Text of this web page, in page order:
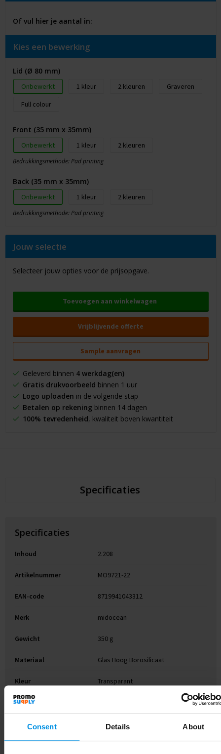
Consent Details About
Of vul hier je aantal in:
Kies een bewerking
Lid (Ø 80 mm)
Onbewerkt 1 2
Graveren
Full colour
Front (35 mm x 35mm)
Onbewerkt 1 2
Bedrukkingsmethode: Pad printing
Back (35 mm x 35mm)
Onbewerkt 1 2
Bedrukkingsmethode: Pad printing
Jouw selectie
Selecteer jouw opties voor de prijsopgave.
Toevoegen aan winkelwagen
Vrijblijvende offerte
Sample aanvragen
Geleverd binnen 4 werkdag(en)
Gratis drukvoorbeeld binnen 1 uur
Logo uploaden in de volgende stap
Betalen op rekeningbinnen 14 dagen
100% tevredenheid, kwaliteit boven kwantiteit
Specificaties
Specificaties
Inhoud 2.208
Artikelnummer MO9721-22
EAN-code 8719941043312
Merk midocean
Gewicht 350 g
Materiaal Glas Hoog Borosilicaat
Kleur Transparant
Afmeting
Hoogte 15 cm